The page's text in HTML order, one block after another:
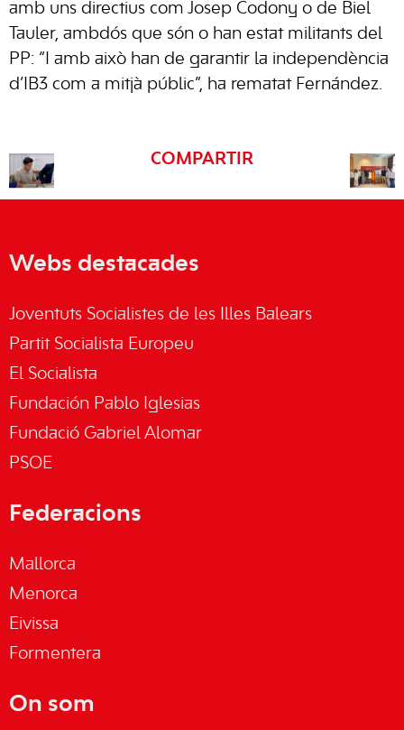
amb uns directius com Josep Codony o de Biel
Tauler, ambdós que són o han estat militants del
PP: “I amb això han de garantir la independència
d’IB3 com a mitjà públic”, ha rematat Fernández.
COMPARTIR
Webs destacades
Joventuts Socialistes de les Illes Balears
Partit Socialista Europeu
El Socialista
Fundación Pablo Iglesias
Fundació Gabriel Alomar
PSOE
Federacions
Mallorca
Menorca
Eivissa
Formentera
On som